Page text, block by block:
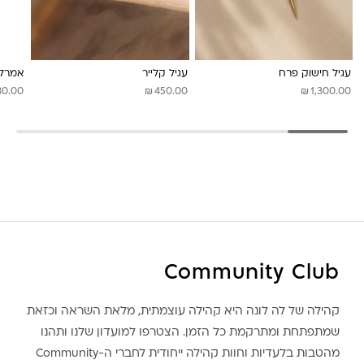
עגיל חישוק פרח
₪ 1,300.00
עגיל קלייר
₪ 450.00
Community Club
קהילה של לה לונה היא קהילה עוצמתית, מלאת השראה וכזאת
שמתפתחת ומתרקמת כל הזמן. הצטרפו למועדון שלנו ותהנו
מהטבות בלעדיות וחוות קהילה ייחודית לחברי ה-Community